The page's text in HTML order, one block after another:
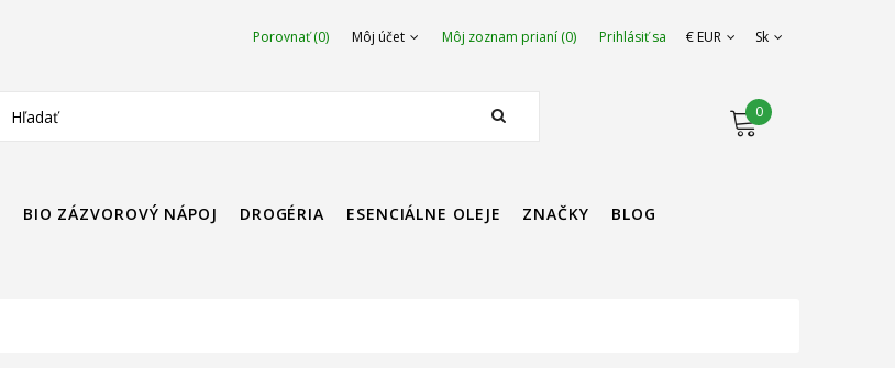
Porovnať (0) Môj účet Môj zoznam prianí (0) Prihlásiť sa € EUR Sk
0
BIO ZÁZVOROVÝ NÁPOJ DROGÉRIA ESENCIÁLNE OLEJE ZNAČKY BLOG